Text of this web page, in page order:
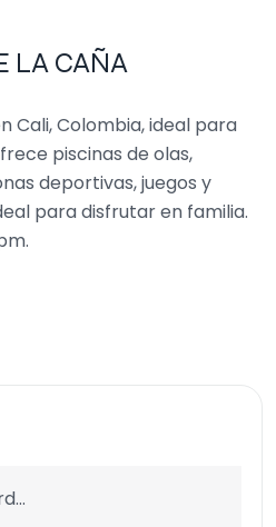
LA CAÑA
Cali, Colombia, ideal para
piscinas de olas,
deportivas, juegos y
para disfrutar en familia.